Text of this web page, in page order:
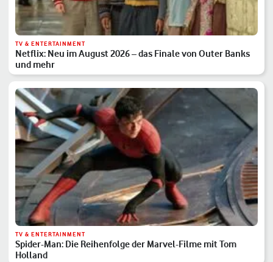
TV & ENTERTAINMENT
Netflix: Neu im August 2026 – das Finale von Outer Banks
und mehr
TV & ENTERTAINMENT
Spider-Man: Die Reihenfolge der Marvel-Filme mit Tom
Holland